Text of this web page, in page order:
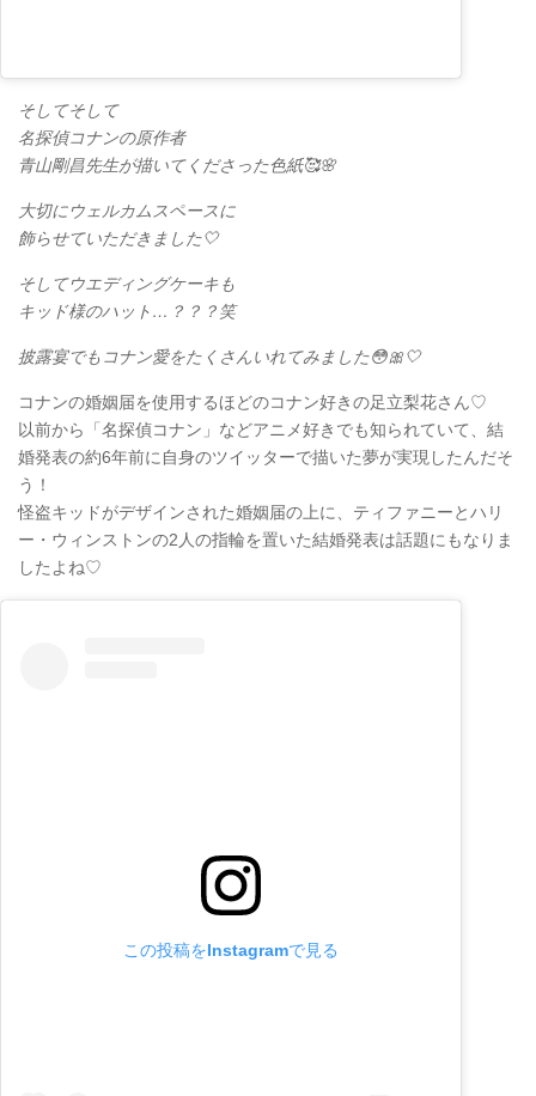
そしてそして
名探偵コナンの原作者
青山剛昌先生が描いてくださった色紙🥰🌸
大切にウェルカムスペースに
飾らせていただきました🤍
そしてウエディングケーキも
キッド様のハット…？？？笑
披露宴でもコナン愛をたくさんいれてみました😳🎀🤍
コナンの婚姻届を使用するほどのコナン好きの足立梨花さん♡
以前から「名探偵コナン」などアニメ好きでも知られていて、結
婚発表の約6年前に自身のツイッターで描いた夢が実現したんだそ
う！
怪盗キッドがデザインされた婚姻届の上に、ティファニーとハリ
ー・ウィンストンの2人の指輪を置いた結婚発表は話題にもなりま
したよね♡
この投稿をInstagramで見る